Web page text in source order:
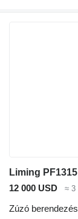
Liming PF1315
12 000 USD
≈ 3
Zúzó